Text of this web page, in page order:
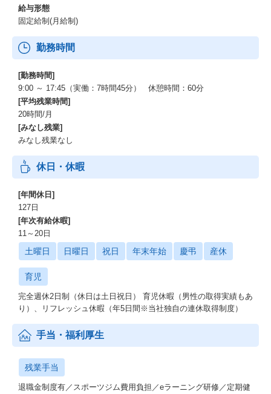
給与形態
固定給制(月給制)
勤務時間
[勤務時間]
9:00 ～ 17:45（実働：7時間45分） 休憩時間：60分
[平均残業時間]
20時間/月
[みなし残業]
みなし残業なし
休日・休暇
[年間休日]
127日
[年次有給休暇]
11～20日
土曜日 日曜日 祝日 年末年始 慶弔 産休
育児
完全週休2日制（休日は土日祝日） 育児休暇（男性の取得実績もあ
り）、リフレッシュ休暇（年5日間※当社独自の連休取得制度）
手当・福利厚生
残業手当
退職金制度有／スポーツジム費用負担／eラーニング研修／定期健